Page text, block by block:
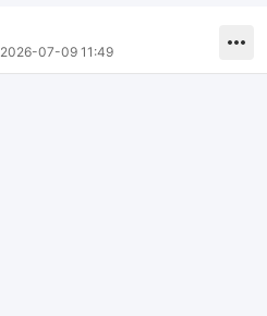
2026-07-09 11:49